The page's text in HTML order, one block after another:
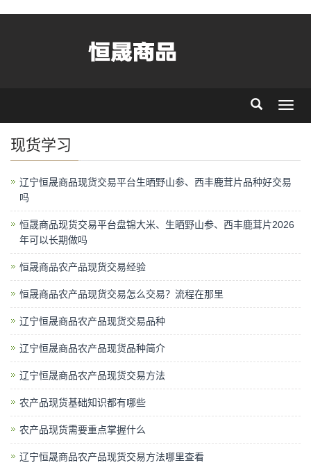
现货学习
辽宁恒晟商品现货交易平台生晒野山参、西丰鹿茸片品种好交易
吗
恒晟商品现货交易平台盘锦大米、生晒野山参、西丰鹿茸片2026
年可以长期做吗
恒晟商品农产品现货交易经验
恒晟商品农产品现货交易怎么交易？流程在那里
辽宁恒晟商品农产品现货交易品种
辽宁恒晟商品农产品现货品种简介
辽宁恒晟商品农产品现货交易方法
农产品现货基础知识都有哪些
农产品现货需要重点掌握什么
辽宁恒晟商品农产品现货交易方法哪里查看